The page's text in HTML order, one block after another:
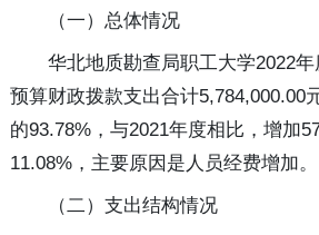
（一）总体情况
华北地质勘查局职工大学2022
预算财政拨款支出合计5,784,000.00
的93.78%，与2021年度相比，增加
11.08%，主要原因是人员经费增加。
（二）支出结构情况